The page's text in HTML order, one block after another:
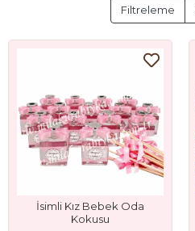
Filtreleme
İsimli Kız Bebek Oda
Kokusu